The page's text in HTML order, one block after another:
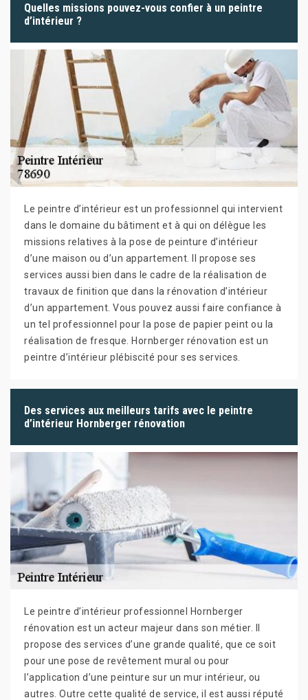
Quelles missions pouvez-vous confier à un peintre
d’intérieur ?
Le peintre d’intérieur est un professionnel qui intervient
dans le domaine du bâtiment et à qui on délègue les
missions relatives à la pose de peinture d’intérieur
d’une maison ou d’un appartement. Il propose ses
services aussi bien dans le cadre de la réalisation de
travaux de finition que dans la rénovation d’intérieur
d’un appartement. Vous pouvez aussi faire confiance à
un tel professionnel pour la pose de papier peint ou la
réalisation de fresque. Hornberger rénovation est un
peintre d’intérieur plébiscité pour ses services.
Des services aux meilleurs tarifs avec le peintre
d’intérieur Hornberger rénovation
Le peintre d’intérieur professionnel Hornberger
rénovation est un acteur majeur dans son métier. Il
propose des services d’une grande qualité, que ce soit
pour une pose de revêtement mural ou pour
l’application d’une peinture sur un mur intérieur, ou
autres. Outre cette qualité de service, il est aussi réputé